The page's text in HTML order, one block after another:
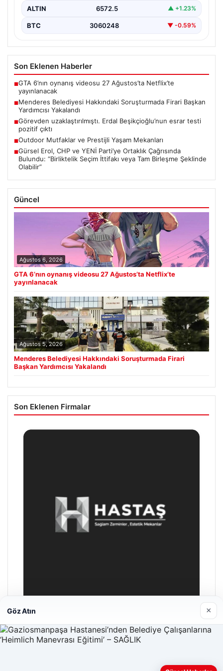
ALTIN 6572.5 ▲ +1.23%
BTC 3060248 ▼ -0.59%
Son Eklenen Haberler
■GTA 6’nın oynanış videosu 27 Ağustos’ta Netflix’te
yayınlanacak
■Menderes Belediyesi Hakkındaki Soruşturmada Firari Başkan
Yardımcısı Yakalandı
■Görevden uzaklaştırılmıştı. Erdal Beşikçioğlu’nun esrar testi
pozitif çıktı
■Outdoor Mutfaklar ve Prestijli Yaşam Mekanları
■Gürsel Erol, CHP ve YENİ Parti’ye Ortaklık Çağrısında
Bulundu: “Birliktelik Seçim İttifakı veya Tam Birleşme Şeklinde
Olabilir”
Güncel
Ağustos 6, 2026
GTA 6’nın oynanış videosu 27 Ağustos’ta Netflix’te
yayınlanacak
Ağustos 5, 2026
Menderes Belediyesi Hakkındaki Soruşturmada Firari
Başkan Yardımcısı Yakalandı
Son Eklenen Firmalar
Enes Kaplan Avukatlık Bürosu
Nisan 28, 2026
Göz Atın ×